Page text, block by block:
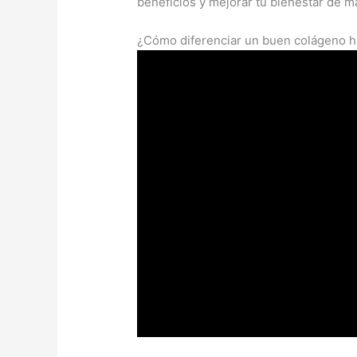
¿Cómo diferenciar un buen colágeno